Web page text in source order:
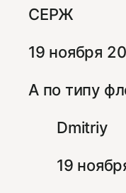
СЕРЖ
19 ноября
А по типу
Dmitriy
19